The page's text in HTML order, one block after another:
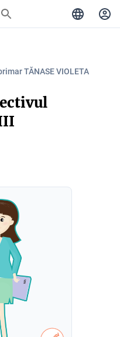
TĂNASE VIOLETA